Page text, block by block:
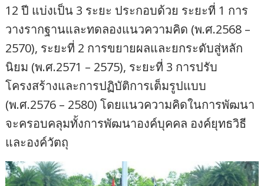
12 ปี แบ่งเป็น 3 ระยะ ประกอบด้วย ระยะที่ 1 การ
วางรากฐานและทดลองแนวความคิด (พ.ศ.2568 –
2570), ระยะที่ 2 การขยายผลและยกระดับสู่หลัก
นิยม (พ.ศ.2571 – 2575), ระยะที่ 3 การปรับ
โครงสร้างและการปฏิบัติการเต็มรูปแบบ
(พ.ศ.2576 – 2580) โดยแนวความคิดในการพัฒนา
จะครอบคลุมทั้งการพัฒนาองค์บุคคล องค์ยุทธวิธี
และองค์วัตถุ